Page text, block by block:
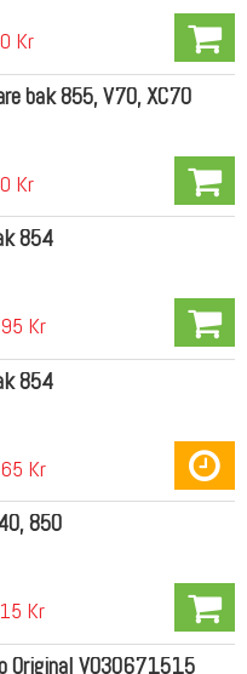
Kr
bak 855, V70, XC70
Kr
854
Kr
854
Kr
850
Kr
Original VO30671515